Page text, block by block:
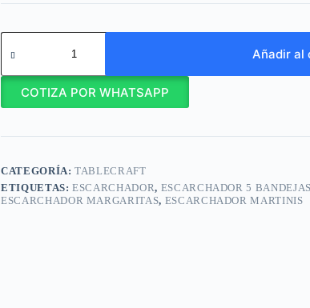
TableCraft
Escarchador
5
bandejas/
H5633
Añadir al
COTIZA POR WHATSAPP
CATEGORÍA:TABLECRAFT
ETIQUETAS:ESCARCHADOR, ESCARCHADOR 5 BANDEJAS
ESCARCHADOR MARGARITAS, ESCARCHADOR MARTINIS